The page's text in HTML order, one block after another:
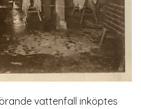
vattenfall inköptes